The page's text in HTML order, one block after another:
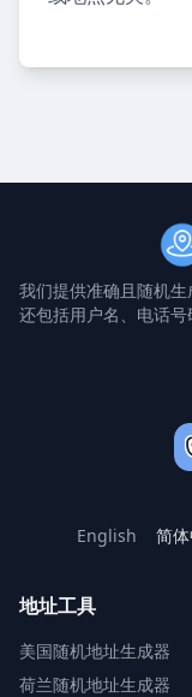
我们提供准确且随机
还包括用户名、电话号
English 简
地址工具
美国随机地址生成器
荷兰随机地址生成器